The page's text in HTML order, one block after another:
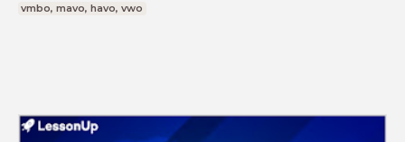
vmbo, mavo, havo, vwo